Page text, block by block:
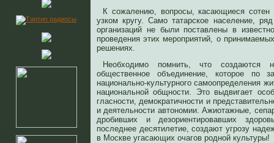
К сожалению, вопросы, касающиеся
узком кругу. Само татарское население,
организаций не были поставлены в
проведения этих мероприятий, о
решениях.
Необходимо помнить, что
общественное объединение, которое по
национально-культурного самоопределения
национальной общности. Это выдвигает
гласности, демократичности и
и деятельности автономии. Ажиотажные,
дробивших и дезориентировавших
последнее десятилетие, создают угрозу
в Москве угасающих очагов родной культуры!